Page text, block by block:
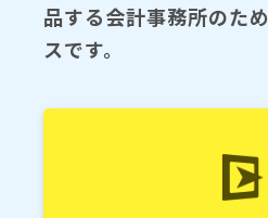
品する会計事務所のた
スです。